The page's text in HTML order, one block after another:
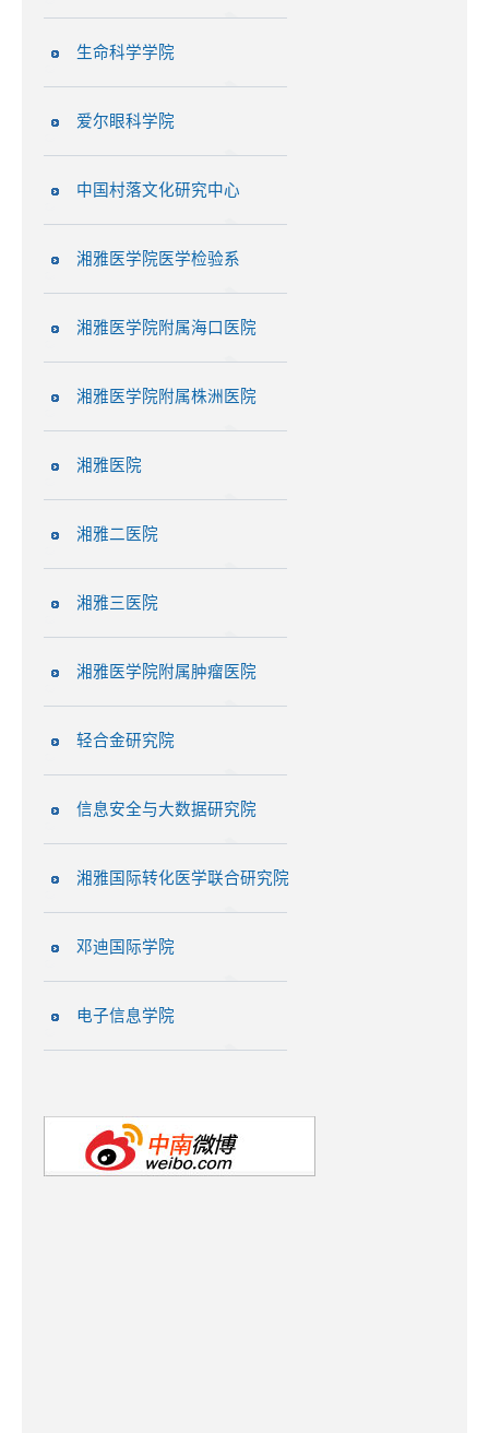
生命科学学院
爱尔眼科学院
中国村落文化研究中心
湘雅医学院医学检验系
湘雅医学院附属海口医院
湘雅医学院附属株洲医院
湘雅医院
湘雅二医院
湘雅三医院
湘雅医学院附属肿瘤医院
轻合金研究院
信息安全与大数据研究院
湘雅国际转化医学联合研究院
邓迪国际学院
电子信息学院